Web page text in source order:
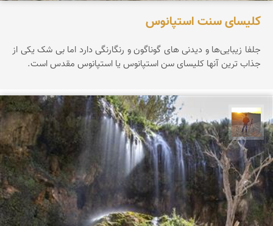
کلیسای سنت استپانوس
جلفا زیبایی‌ها و دیدنی های گوناگون و رنگارنگی دارد اما بی شک یکی از
جذاب ترین آنها کلیسای سن استپانوس یا استپانوس مقدس است.
مهدی مخلصیان